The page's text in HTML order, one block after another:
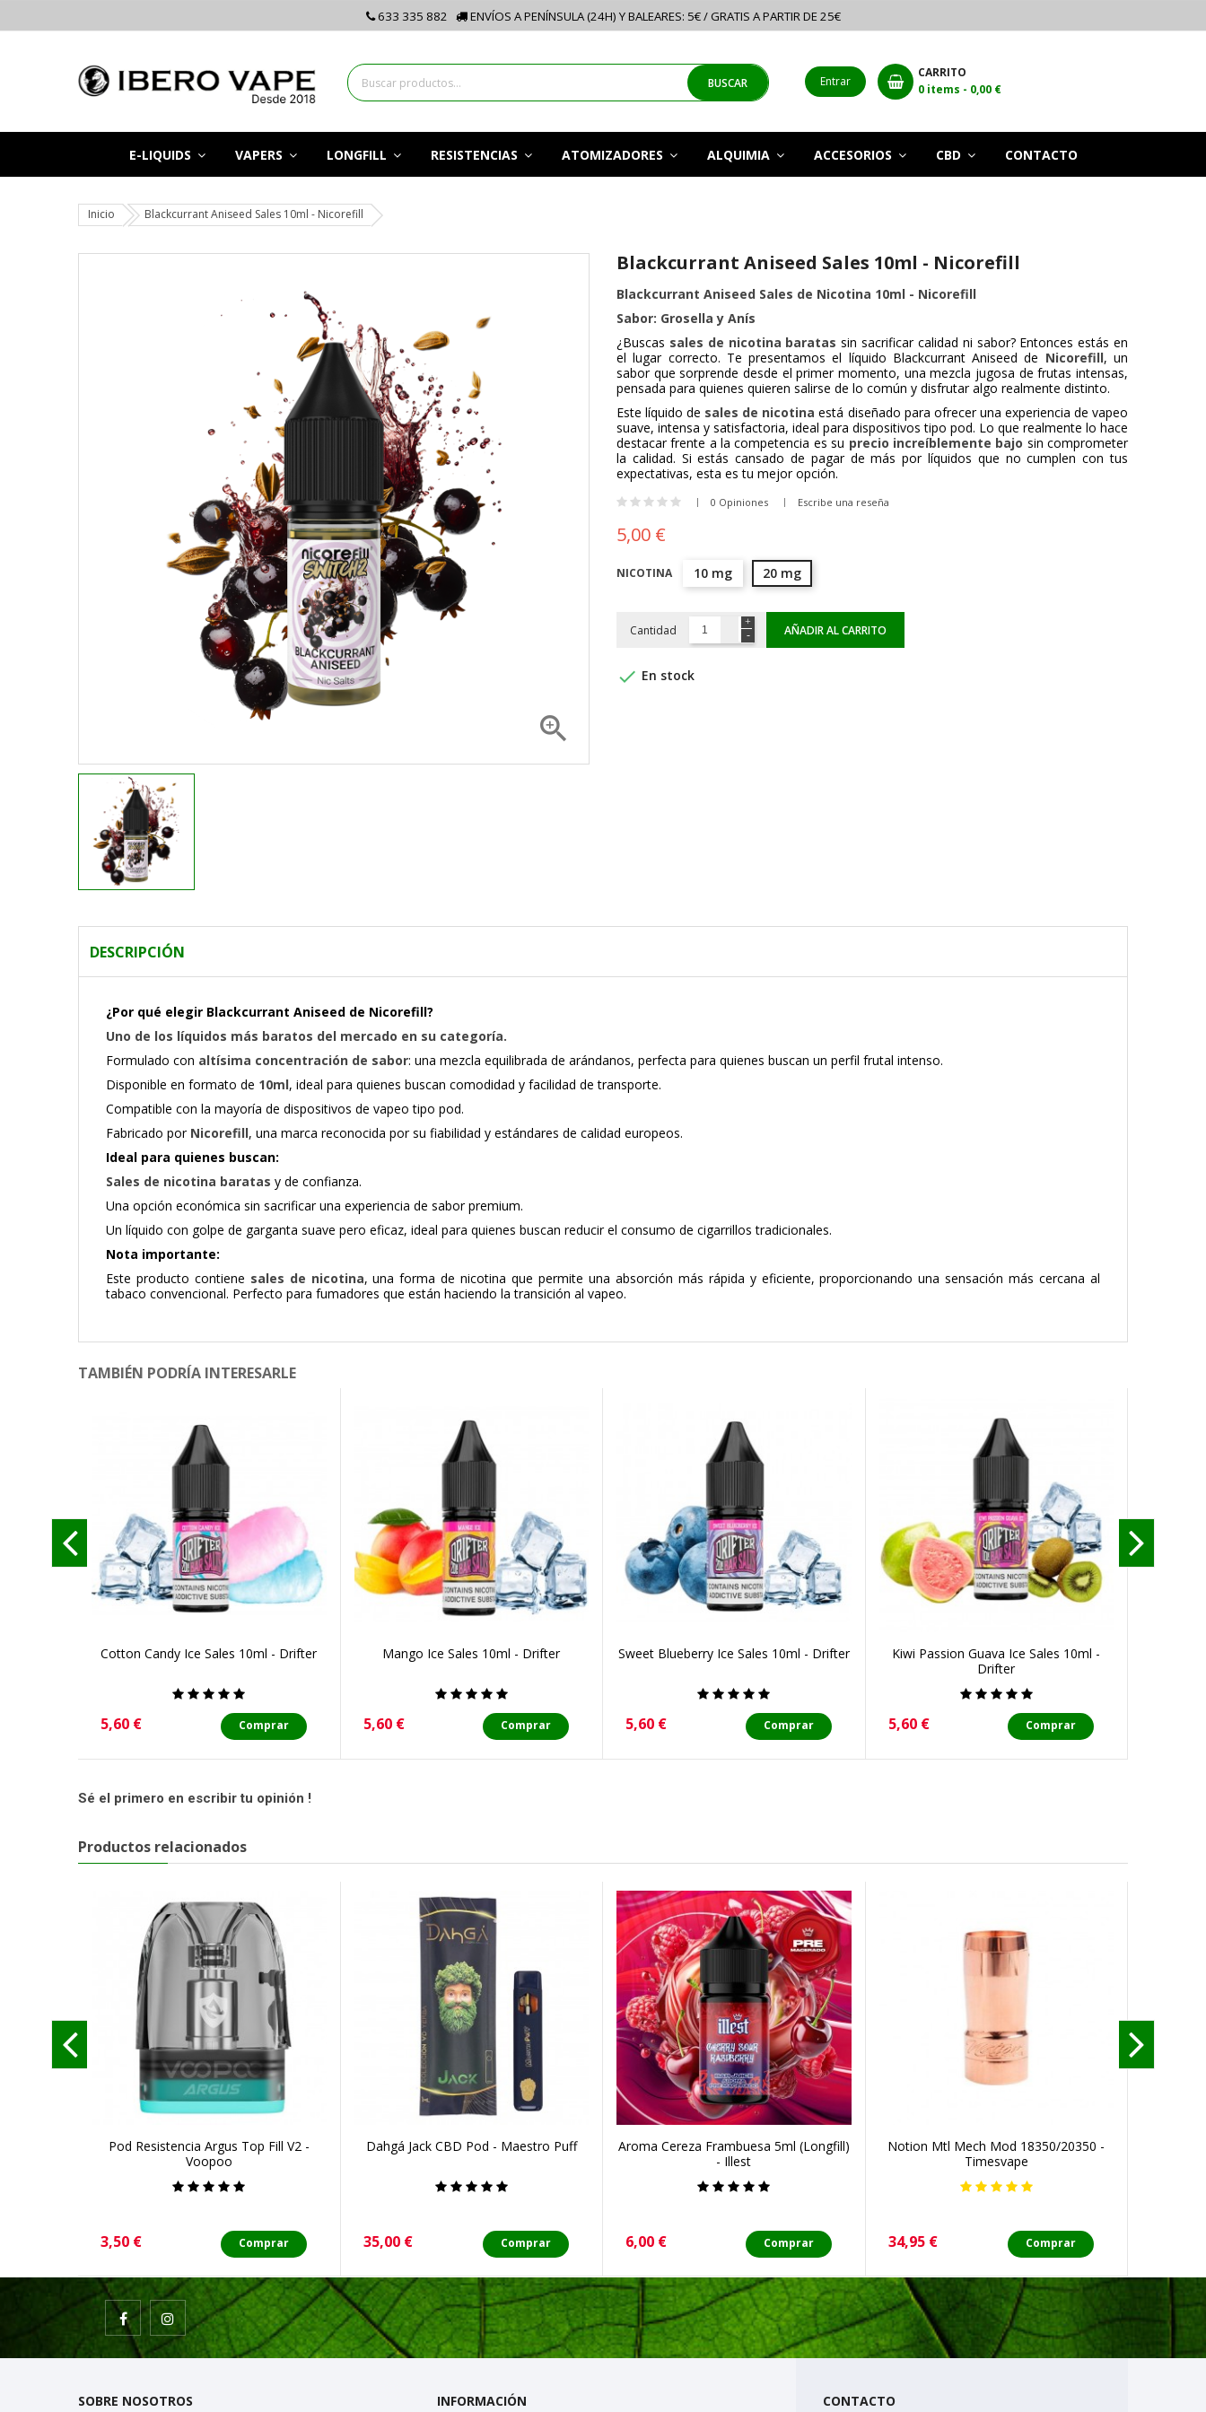
633 335 882 ENVÍOS A PENÍNSULA (24H) Y BALEARES: 5€ / GRATIS A PARTIR DE 25€
BUSCAR Entrar
CARRITO
0 items - 0,00 €
E-LIQUIDS VAPERS LONGFILL RESISTENCIAS ATOMIZADORES ALQUIMIA ACCESORIOS CBD CONTACTO
Inicio Blackcurrant Aniseed Sales 10ml - Nicorefill

Blackcurrant Aniseed Sales 10ml - Nicorefill
Blackcurrant Aniseed Sales de Nicotina 10ml - Nicorefill
Sabor: Grosella y Anís
¿Buscas sales de nicotina baratas sin sacrificar calidad ni sabor? Entonces estás en
el lugar correcto. Te presentamos el líquido Blackcurrant Aniseed de Nicorefill, un
sabor que sorprende desde el primer momento, una mezcla jugosa de frutas intensas,
pensada para quienes quieren salirse de lo común y disfrutar algo realmente distinto.
Este líquido de sales de nicotina está diseñado para ofrecer una experiencia de vapeo
suave, intensa y satisfactoria, ideal para dispositivos tipo pod. Lo que realmente lo hace
destacar frente a la competencia es su precio increíblemente bajo sin comprometer
la calidad. Si estás cansado de pagar de más por líquidos que no cumplen con tus
expectativas, esta es tu mejor opción.
0 Opiniones Escribe una reseña
5,00 €
NICOTINA 10 mg 20 mg
Cantidad AÑADIR AL CARRITO
 En stock
DESCRIPCIÓN
¿Por qué elegir Blackcurrant Aniseed de Nicorefill?
Uno de los líquidos más baratos del mercado en su categoría.
Formulado con altísima concentración de sabor: una mezcla equilibrada de arándanos, perfecta para quienes buscan un perfil frutal intenso.
Disponible en formato de 10ml, ideal para quienes buscan comodidad y facilidad de transporte.
Compatible con la mayoría de dispositivos de vapeo tipo pod.
Fabricado por Nicorefill, una marca reconocida por su fiabilidad y estándares de calidad europeos.
Ideal para quienes buscan:
Sales de nicotina baratas y de confianza.
Una opción económica sin sacrificar una experiencia de sabor premium.
Un líquido con golpe de garganta suave pero eficaz, ideal para quienes buscan reducir el consumo de cigarrillos tradicionales.
Nota importante:
Este producto contiene sales de nicotina, una forma de nicotina que permite una absorción más rápida y eficiente, proporcionando una sensación más cercana al
tabaco convencional. Perfecto para fumadores que están haciendo la transición al vapeo.
TAMBIÉN PODRÍA INTERESARLE
Cotton Candy Ice Sales 10ml - Drifter
Precio
5,60 € Comprar
Mango Ice Sales 10ml - Drifter
Precio
5,60 € Comprar
Sweet Blueberry Ice Sales 10ml - Drifter
Precio
5,60 € Comprar
Kiwi Passion Guava Ice Sales 10ml -
Drifter
Precio
5,60 € Comprar
Sé el primero en escribir tu opinión !
Productos relacionados
Pod Resistencia Argus Top Fill V2 -
Voopoo
Precio
3,50 € Comprar
Dahgá Jack CBD Pod - Maestro Puff
Precio
35,00 € Comprar
Aroma Cereza Frambuesa 5ml (Longfill)
- Illest
Precio
6,00 € Comprar
Notion Mtl Mech Mod 18350/20350 -
Timesvape
Precio
34,95 € Comprar
SOBRE NOSOTROS INFORMACIÓN CONTACTO